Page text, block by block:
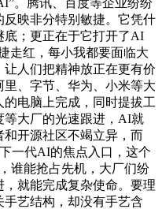
反映非分特别敏捷。它凭什
底；更正在于它打开了AI
走红，每小我都要面临大
人们把精神放正在更有价
、字节、华为、小米等大
电脑上完成，同时提拔工
等大厂的光速跟进，AI就
开源社区不竭立异，而
一代AI的焦点入口，这个
谁能抢占先机，大厂们纷
就能完成复杂使命。要理
艺结构，却没有手艺含